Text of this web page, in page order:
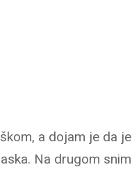
a dojam je da
Na drugom